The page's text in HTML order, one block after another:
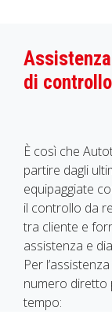
di
È così che
partire dagli
equipaggiate
il controllo da
tra cliente e
assistenza e
Per
numero diretto
tempo: